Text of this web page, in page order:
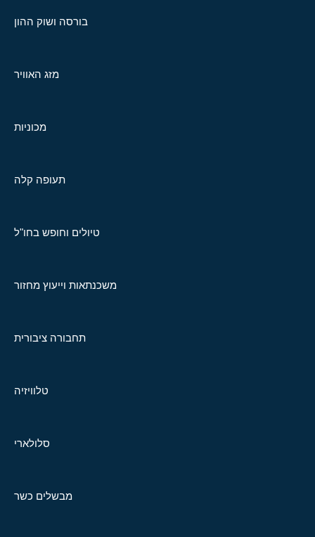
בורסה ושוק ההון
מזג האוויר
מכוניות
תעופה קלה
טיולים וחופש בחו"ל
משכנתאות וייעוץ מחזור
תחבורה ציבורית
טלוויזיה
סלולארי
מבשלים כשר